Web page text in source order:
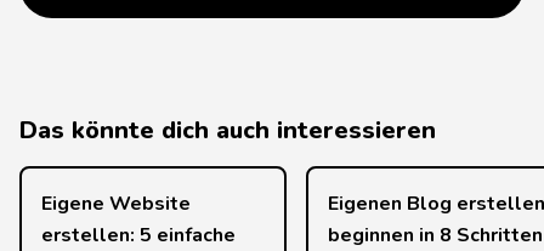
Das könnte dich auch interessieren
Eigene Website
erstellen: 5 einfache
Eigenen Blog
beginnen in 8 Schritten